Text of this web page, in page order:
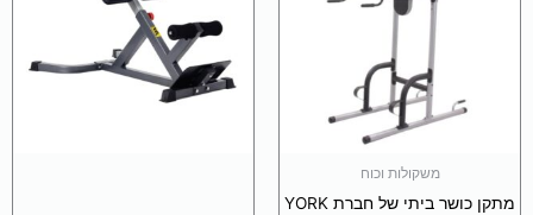
משקולות וכוח
מתקן כושר ביתי של חברת YORK